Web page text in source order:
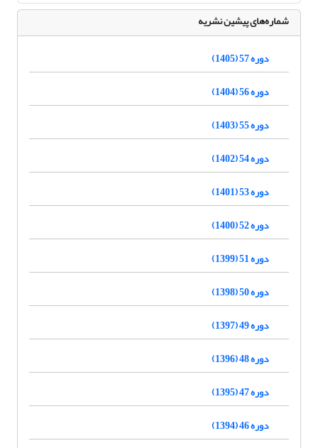
شماره‌های پیشین نشریه
دوره 57 (1405)
دوره 56 (1404)
دوره 55 (1403)
دوره 54 (1402)
دوره 53 (1401)
دوره 52 (1400)
دوره 51 (1399)
دوره 50 (1398)
دوره 49 (1397)
دوره 48 (1396)
دوره 47 (1395)
دوره 46 (1394)